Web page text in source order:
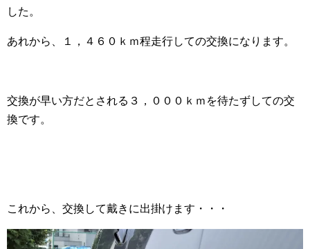
した。
あれから、１，４６０ｋｍ程走行しての交換になります。
交換が早い方だとされる３，０００ｋｍを待たずしての交
換です。
これから、交換して戴きに出掛けます・・・